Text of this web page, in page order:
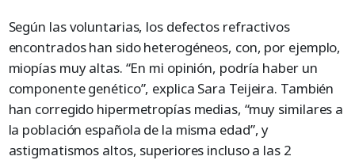
Según las voluntarias, los defectos refractivos
encontrados han sido heterogéneos, con, por ejemplo,
miopías muy altas. “En mi opinión, podría haber un
componente genético”, explica Sara Teijeira. También
han corregido hipermetropías medias, “muy similares a
la población española de la misma edad”, y
astigmatismos altos, superiores incluso a las 2